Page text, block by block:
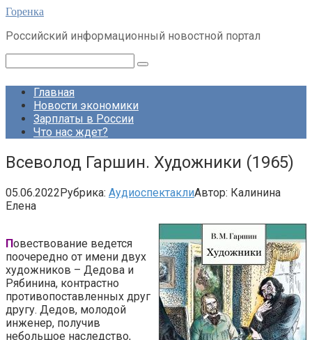
Перейти
контенту
Горенка
Российский информационный новостной портал
Главная
Новости экономики
Зарплаты в России
Что нас ждет?
Всеволод Гаршин. Художники (1965)
05.06.2022Рубрика: АудиоспектаклиАвтор: Калинина
Елена
Повествование ведется
поочередно от имени двух
художников – Дедова и
Рябинина, контрастно
противопоставленных друг
другу. Дедов, молодой
инженер, получив
небольшое наследство,